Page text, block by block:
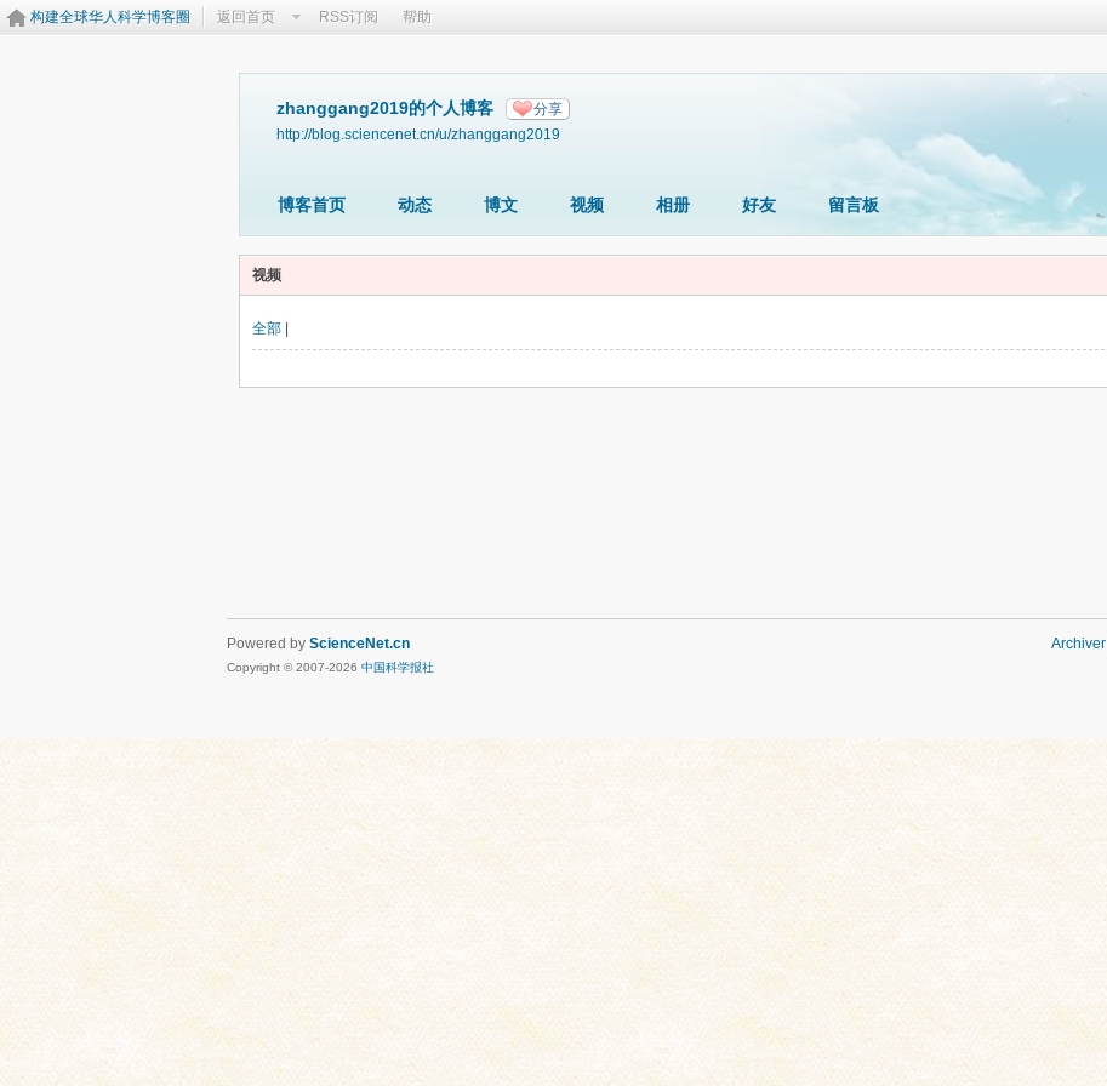
构建全球华人科学博客圈 返回首页 RSS订阅 帮助
zhanggang2019的个人博客 分享
http://blog.sciencenet.cn/u/zhanggang2019
博客首页 动态 博文 视频 相册 好友 留言板
视频
全部
Archiver
Powered by ScienceNet.cn
Copyright © 2007-2026 中国科学报社